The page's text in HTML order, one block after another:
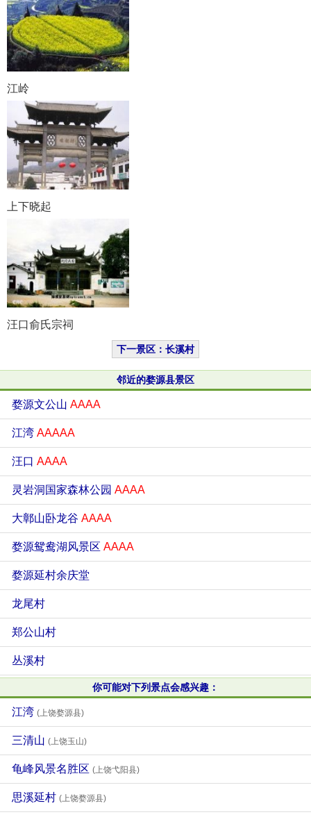
江岭
上下晓起
汪口俞氏宗祠
下一景区：长溪村
邻近的婺源县景区
婺源文公山 AAAA
江湾 AAAAA
汪口 AAAA
灵岩洞国家森林公园 AAAA
大鄣山卧龙谷 AAAA
婺源鸳鸯湖风景区 AAAA
婺源延村余庆堂
龙尾村
郑公山村
丛溪村
你可能对下列景点会感兴趣：
江湾 (上饶婺源县)
三清山 (上饶玉山)
龟峰风景名胜区 (上饶弋阳县)
思溪延村 (上饶婺源县)